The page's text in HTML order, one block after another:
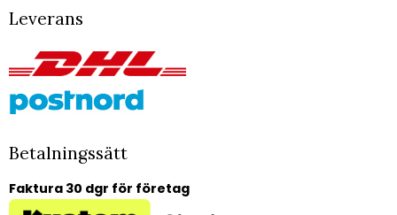
Leverans
Betalningssätt
Faktura 30 dgr för företag